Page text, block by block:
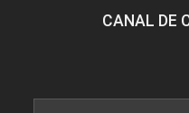
CANAL DE